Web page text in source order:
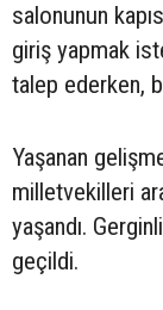
salonunun
giriş yapmak
talep ederken,
Yaşanan
milletvekilleri
yaşandı.
geçildi.